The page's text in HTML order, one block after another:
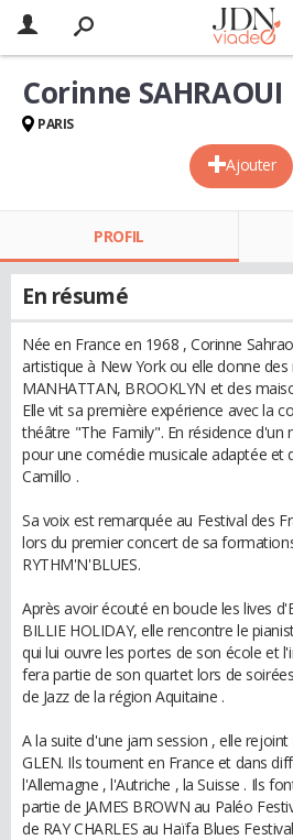
Ajouter
Corinne SAHRAOUI
PARIS
PROFIL
En résumé
Née en France en 1968 , Corinne
artistique à New York ou elle donne
MANHATTAN, BROOKLYN et des
Elle vit sa première expérience avec la
théâtre "The Family". En résidence
pour une comédie musicale adaptée et
Camillo .
Sa voix est remarquée au Festival des
lors du premier concert de sa
RYTHM'N'BLUES.
Après avoir écouté en boucle les lives
BILLIE HOLIDAY, elle rencontre le
qui lui ouvre les portes de son école et
fera partie de son quartet lors de
de Jazz de la région Aquitaine .
A la suite d'une jam session , elle
GLEN. Ils tournent en France et dans
l'Allemagne , l'Autriche , la Suisse . Ils
partie de JAMES BROWN au Paléo
de RAY CHARLES au Haïfa Blues